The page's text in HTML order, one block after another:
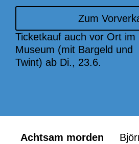
Zum
Ticketkauf auch vor Ort im
Museum (mit Bargeld und
Twint) ab Di., 23.6.
Achtsam morden